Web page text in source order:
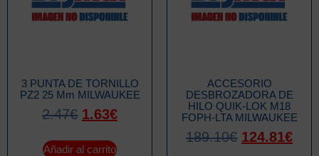
3 PUNTA DE TORNILLO
PZ2 25 Mm MILWAUKEE
2.47€ 1.63€
Añadir al carrito
ACCESORIO
DESBROZADORA DE
HILO QUIK-LOK M18
FOPH-LTA MILWAUKEE
189.10€ 124.81€